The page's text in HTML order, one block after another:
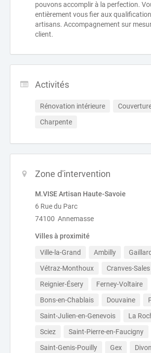
pouvons accomplir à la perfection.
entièrement vous fier aux
artisans. Accompagnement sur
client.
Activités
Rénovation intérieure
Charpente
Zone d'intervention
M.VISE Artisan Haute-Savoie
6 Rue du Parc
74100 Annemasse
Villes à proximité
Ville-la-Grand Ambilly
Gaillard
Vétraz-Monthoux
Cranves-Sales
Reignier-Ésery
Ferney-Voltaire
Bons-en-Chablais
Douvaine
Saint-Julien-en-Genevois
La
Sciez
Saint-Pierre-en-Faucigny
Saint-Genis-Pouilly
Gex